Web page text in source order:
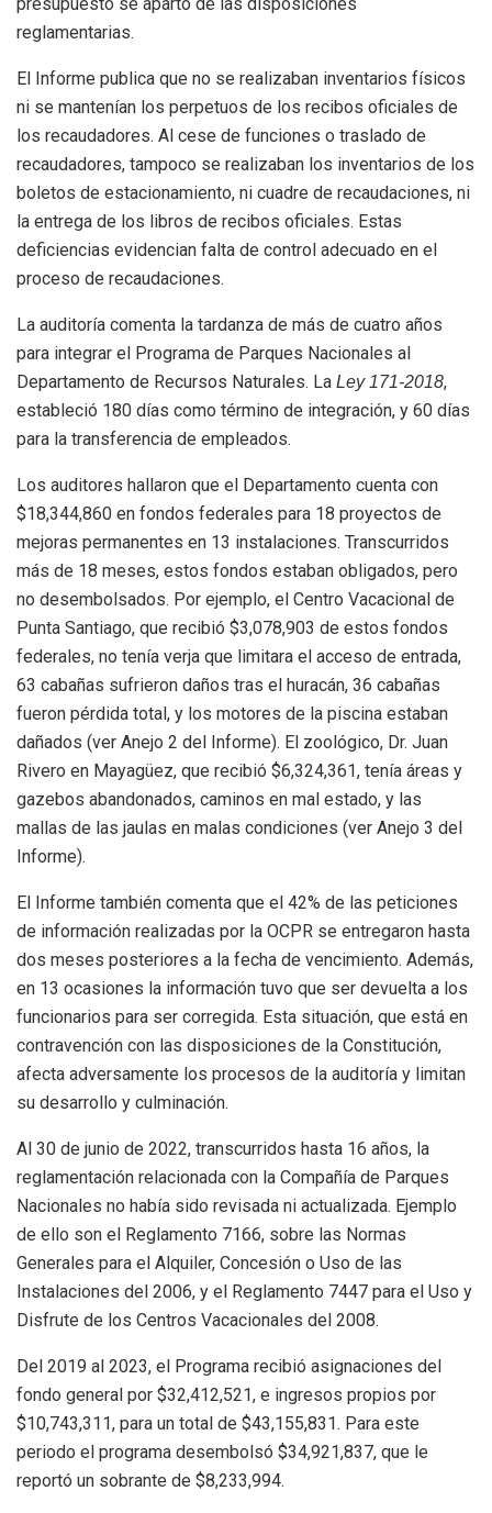
reglamentarias.
El Informe publica que no se realizaban inventarios físicos
ni se mantenían los perpetuos de los recibos oficiales de
los recaudadores. Al cese de funciones o traslado de
recaudadores, tampoco se realizaban los inventarios de los
boletos de estacionamiento, ni cuadre de recaudaciones, ni
la entrega de los libros de recibos oficiales. Estas
deficiencias evidencian falta de control adecuado en el
proceso de recaudaciones.
La auditoría comenta la tardanza de más de cuatro años
para integrar el Programa de Parques Nacionales al
Departamento de Recursos Naturales. La Ley 171-2018,
estableció 180 días como término de integración, y 60 días
para la transferencia de empleados.
Los auditores hallaron que el Departamento cuenta con
$18,344,860 en fondos federales para 18 proyectos de
mejoras permanentes en 13 instalaciones. Transcurridos
más de 18 meses, estos fondos estaban obligados, pero
no desembolsados. Por ejemplo, el Centro Vacacional de
Punta Santiago, que recibió $3,078,903 de estos fondos
federales, no tenía verja que limitara el acceso de entrada,
63 cabañas sufrieron daños tras el huracán, 36 cabañas
fueron pérdida total, y los motores de la piscina estaban
dañados (ver Anejo 2 del Informe). El zoológico, Dr. Juan
Rivero en Mayagüez, que recibió $6,324,361, tenía áreas y
gazebos abandonados, caminos en mal estado, y las
mallas de las jaulas en malas condiciones (ver Anejo 3 del
Informe).
El Informe también comenta que el 42% de las peticiones
de información realizadas por la OCPR se entregaron hasta
dos meses posteriores a la fecha de vencimiento. Además,
en 13 ocasiones la información tuvo que ser devuelta a los
funcionarios para ser corregida. Esta situación, que está en
contravención con las disposiciones de la Constitución,
afecta adversamente los procesos de la auditoría y limitan
su desarrollo y culminación.
Al 30 de junio de 2022, transcurridos hasta 16 años, la
reglamentación relacionada con la Compañía de Parques
Nacionales no había sido revisada ni actualizada. Ejemplo
de ello son el Reglamento 7166, sobre las Normas
Generales para el Alquiler, Concesión o Uso de las
Instalaciones del 2006, y el Reglamento 7447 para el Uso y
Disfrute de los Centros Vacacionales del 2008.
Del 2019 al 2023, el Programa recibió asignaciones del
fondo general por $32,412,521, e ingresos propios por
$10,743,311, para un total de $43,155,831. Para este
periodo el programa desembolsó $34,921,837, que le
reportó un sobrante de $8,233,994.